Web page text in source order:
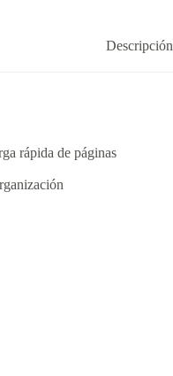
Descripción
rápida de páginas